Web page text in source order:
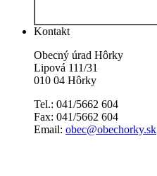
Kontakt
Obecný úrad Hôrky
Lipová 111/31
010 04 Hôrky
Tel.: 041/5662 604
Fax: 041/5662 604
Email: obec@obechorky.sk